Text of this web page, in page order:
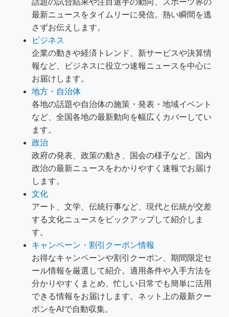
話題の試合結果や注目選手の動向、スポーツ界の
最新ニュースをタイムリーに発信。熱い瞬間を逃
さずお伝えします。
ビジネス
企業の動きや経済トレンド、新サービスや決算情
報など、ビジネスに役立つ速報ニュースを中心に
お届けします。
地方・自治体
各地の話題や自治体の施策・発表・地域イベント
など、全国各地の最新動向を幅広くカバーしてい
ます。
政治
政府の発表、政策の動き、国会の様子など、国内
政治の最新ニュースをわかりやすく速報でお届け
します。
文化
アート、文学、伝統行事など、現代と伝統が交差
する文化ニュースをピックアップして紹介しま
す。
キャンペーン・割引クーポン情報
お得なキャンペーンや割引クーポン、期間限定セ
ール情報を厳選して紹介。適用条件や入手方法を
分かりやすくまとめ、忙しい日常でも簡単に活用
できる情報をお届けします。ネット上の最新クー
ポンをAIで自動収集。